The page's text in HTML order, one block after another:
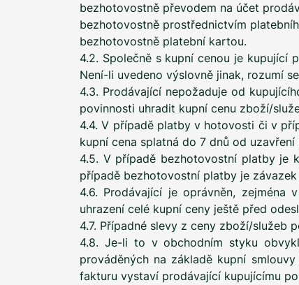
bezhotovostně převodem na účet
bezhotovostně prostřednictvím
bezhotovostně platební kartou.
4.2. Společně s kupní cenou je kupující
Není-li uvedeno výslovně jinak, rozumí
4.3. Prodávající nepožaduje od
povinnosti uhradit kupní cenu zboží/
4.4. V případě platby v hotovosti či v
kupní cena splatná do 7 dnů od uzavření
4.5. V případě bezhotovostní platby je
případě bezhotovostní platby je
4.6. Prodávající je oprávněn,
uhrazení celé kupní ceny ještě před
4.7. Případné slevy z ceny zboží/služeb
4.8. Je-li to v obchodním styku
prováděných na základě kupní
fakturu vystaví prodávající kupujícímu